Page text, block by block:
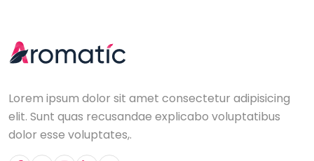
Lorem ipsum dolor sit amet consectetur adipisicing
elit. Sunt quas recusandae explicabo voluptatibus
dolor esse voluptates,.